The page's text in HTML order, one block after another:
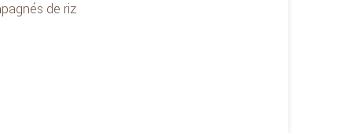
de riz